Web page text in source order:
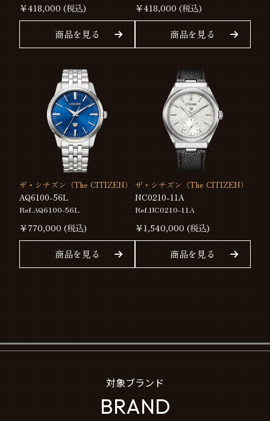
￥418,000(税込)
商品を見る
￥418,000 (税込)
商品を見る
ザ・シチズン（The CITIZEN）
AQ6100-56L
Ref.AQ6100-56L
￥770,000(税込)
商品を見る
ザ・シチズン（The CITIZEN）
NC0210-11A
Ref.NC0210-11A
￥1,540,000 (税込)
商品を見る
対象ブランド
BRAND